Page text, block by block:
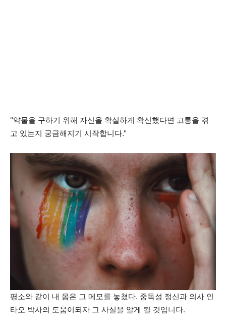
"약물을 구하기 위해 자신을 확실하게 확신했다면 고통을 겪
고 있는지 궁금해지기 시작합니다."
평소와 같이 내 몸은 그 메모를 놓쳤다. 중독성 정신과 의사 인
타오 박사의 도움이되자 그 사실을 알게 될 것입니다.